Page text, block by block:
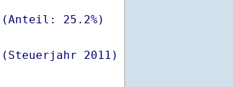
(Steuerjahr 2011)